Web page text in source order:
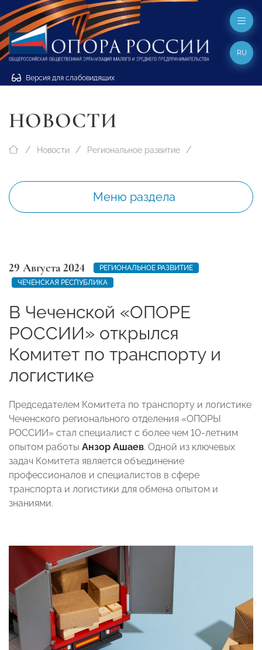
Версия для слабовидящих
RU
НОВОСТИ
Новости Региональное развитие
Меню раздела
29 Августа 2024
РЕГИОНАЛЬНОЕ РАЗВИТИЕ
ЧЕЧЕНСКАЯ РЕСПУБЛИКА
В Чеченской «ОПОРЕ
РОССИИ» открылся
Комитет по транспорту и
логистике
Председателем Комитета по транспорту и логистике
Чеченского регионального отделения «ОПОРЫ
РОССИИ» стал специалист с более чем 10-летним
опытом работы Анзор Ашаев. Одной из ключевых
задач Комитета является объединение
профессионалов и специалистов в сфере
транспорта и логистики для обмена опытом и
знаниями.